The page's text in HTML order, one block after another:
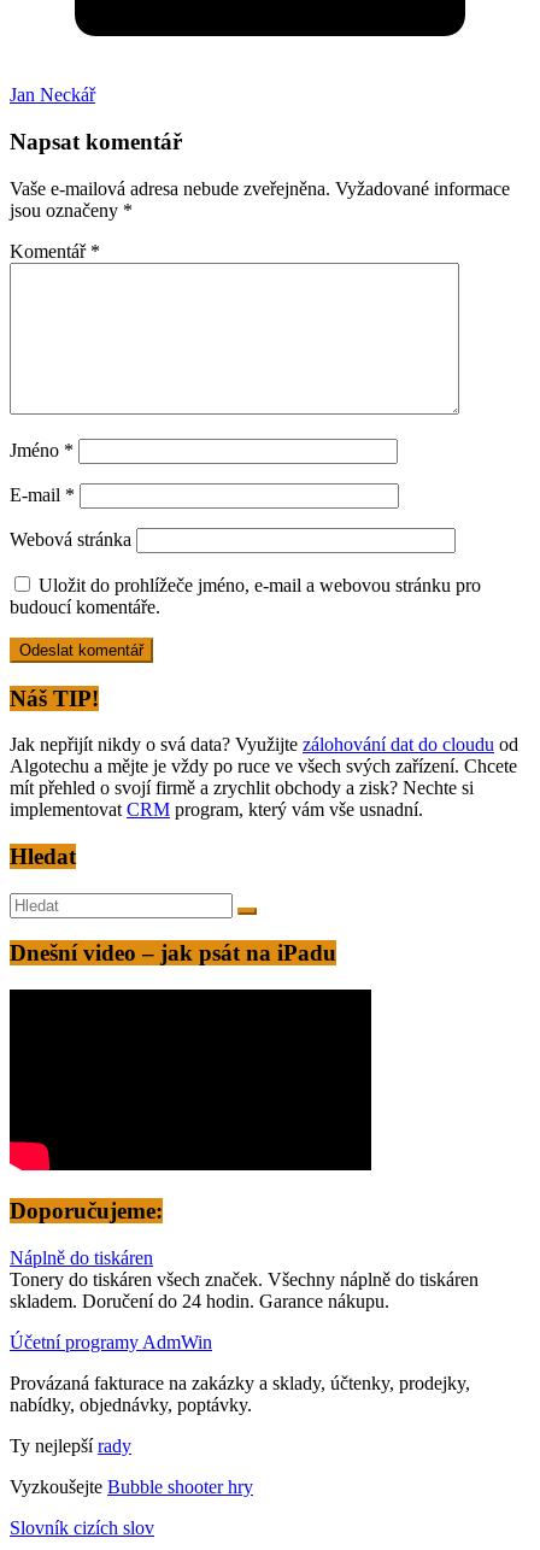
Jan Neckář
Napsat komentář
Vaše e-mailová adresa nebude zveřejněna. Vyžadované informace
jsou označeny *
Komentář *
Jméno *
E-mail *
Webová stránka
Uložit do prohlížeče jméno, e-mail a webovou stránku pro
budoucí komentáře.
Alternative:
Náš TIP!
Jak nepřijít nikdy o svá data? Využijte zálohování dat do cloudu od
Algotechu a mějte je vždy po ruce ve všech svých zařízení. Chcete
mít přehled o svojí firmě a zrychlit obchody a zisk? Nechte si
implementovat CRM program, který vám vše usnadní.
Hledat
Dnešní video – jak psát na iPadu
Doporučujeme:
Náplně do tiskáren
Tonery do tiskáren všech značek. Všechny náplně do tiskáren
skladem. Doručení do 24 hodin. Garance nákupu.
Účetní programy AdmWin
Provázaná fakturace na zakázky a sklady, účtenky, prodejky,
nabídky, objednávky, poptávky.
Ty nejlepšírady
Vyzkoušejte Bubble shooter hry
Slovník cizích slov